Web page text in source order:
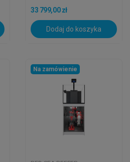
33 799,00 zł
Dodaj do koszyka
Na zamówienie